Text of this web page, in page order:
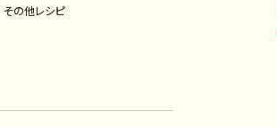
その他レシピ